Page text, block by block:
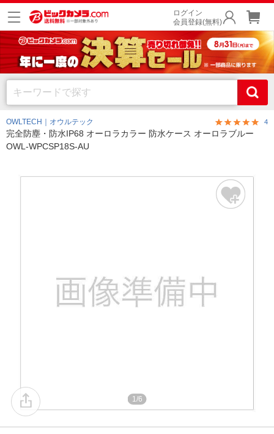
ログイン
会員登録(無料)
OWLTECH｜オウルテック 4
完全防塵・防水IP68 オーロラカラー 防水ケース オーロラブルー
OWL-WPCSP18S-AU
1/6